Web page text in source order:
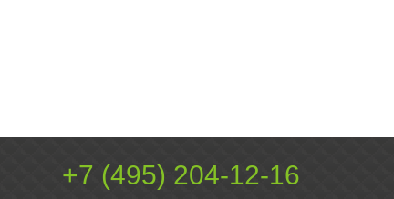
+7 (495) 204-12-16